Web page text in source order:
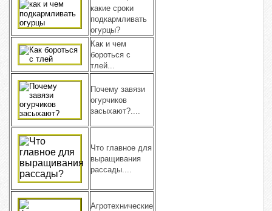
какие сроки
подкармливать
огурцы?
Как и чем
бороться с
тлей...
Почему завязи
огурчиков
засыхают?....
Что главное для
выращивания
рассады....
Агротехнические